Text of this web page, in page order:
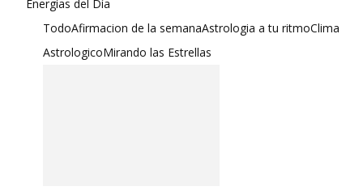
Energías del Día
TodoAfirmacion de la semanaAstrologia a tu ritmoClima
AstrologicoMirando las Estrellas